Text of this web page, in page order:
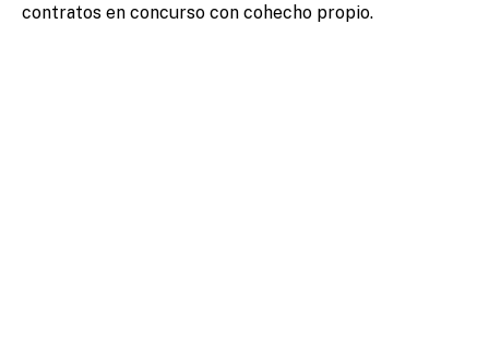
contratos en concurso con cohecho propio.